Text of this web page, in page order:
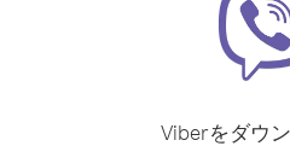
Viberをダウ